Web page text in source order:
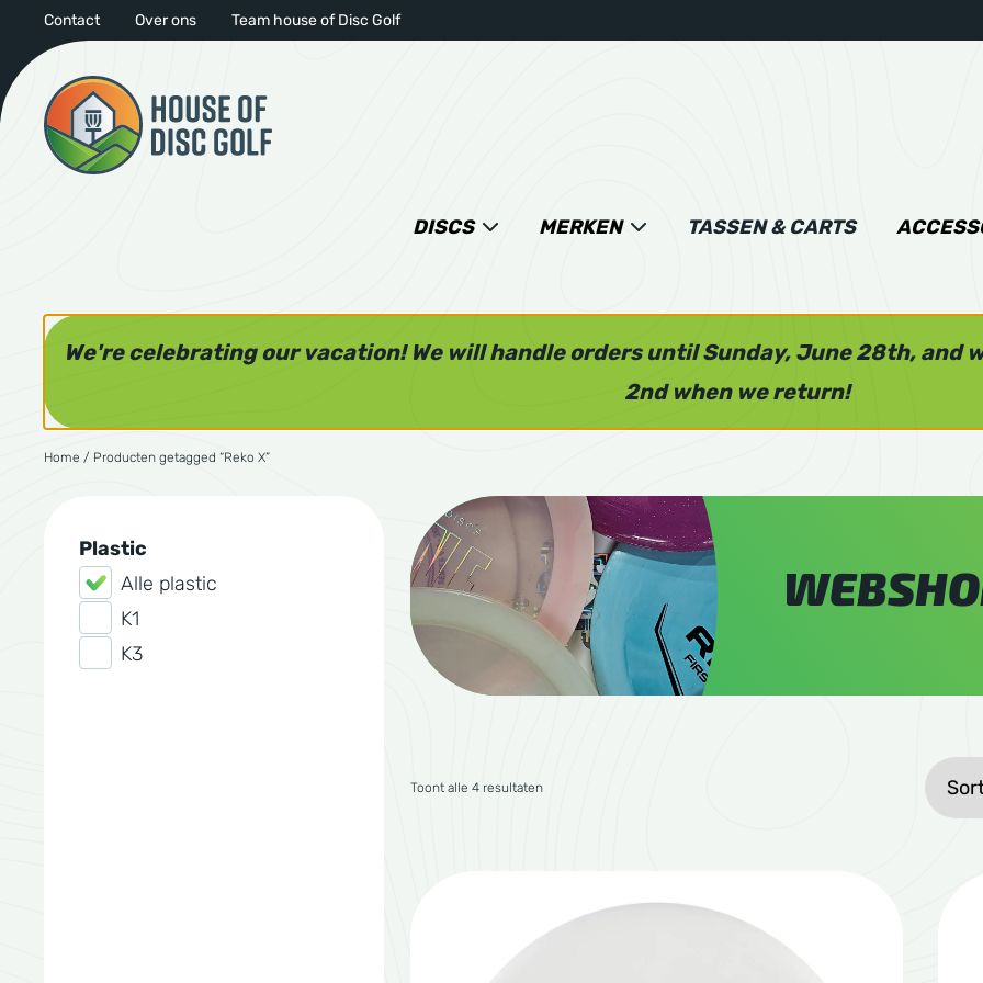
Contact Over ons Team house of Disc Golf
DISCS MERKEN TASSEN & CARTS
We're celebrating our vacation! We will handle orders until Sunday, June 28th, and
2nd when we return!
Home / Producten getagged “Reko X”
Plastic
Alle plastic
K1
K3
Toont alle 4 resultatenGesorteerd op gemiddelde waardering